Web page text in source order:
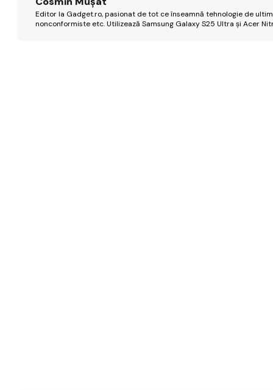
Editor la Gadget.ro, pasionat de tot ce înseamnă tehnologie de
nonconformiste etc. Utilizează Samsung Galaxy S25 Ultra și Acer